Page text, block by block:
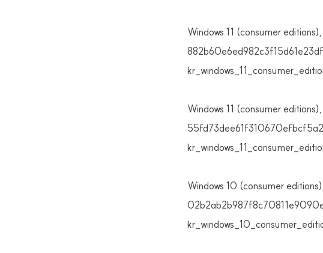
Windows 11 (consumer
Windows 11 (consumer
Windows 10 (consumer